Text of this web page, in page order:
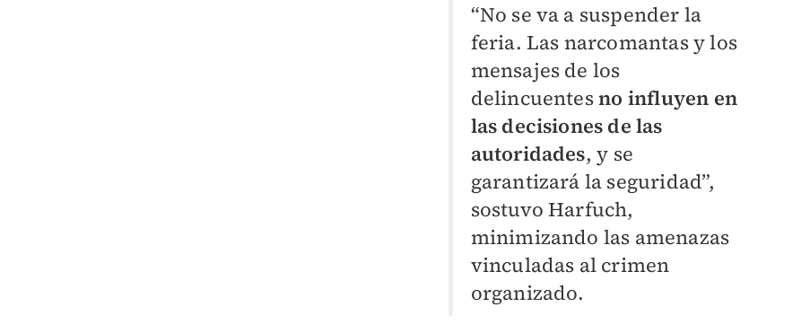
“No se va a suspender la
feria. Las narcomantas y los
mensajes de los
delincuentesno influyen en
las decisiones de las
autoridades, y se
garantizará la seguridad”,
sostuvo Harfuch,
minimizando las amenazas
vinculadas al crimen
organizado.